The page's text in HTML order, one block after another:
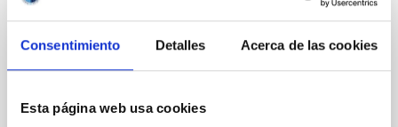
Consentimiento Detalles Acerca de las cookies
Esta página web usa cookies
General de las Naciones Unidas, el 11 de febrero